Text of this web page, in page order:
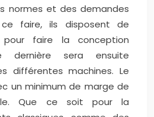
normes et des demandes
faire, ils disposent de
pour faire la conception
dernière sera ensuite
différentes machines. Le
un minimum de marge de
Que ce soit pour la